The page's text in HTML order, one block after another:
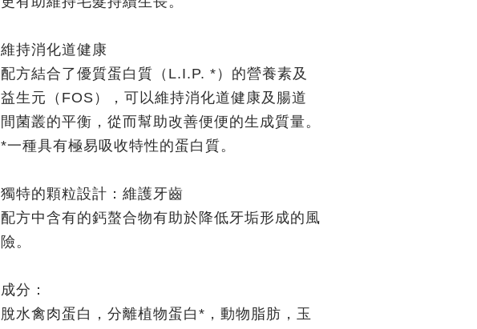
維持消化道健康
配方結合了優質蛋白質（L.I.P. *）的營養素及
益生元（FOS），可以維持消化道健康及腸道
間菌叢的平衡，從而幫助改善便便的生成質量。
*一種具有極易吸收特性的蛋白質。
獨特的顆粒設計：維護牙齒
配方中含有的鈣螯合物有助於降低牙垢形成的風
險。
成分：
脫水禽肉蛋白，分離植物蛋白*，動物脂肪，玉